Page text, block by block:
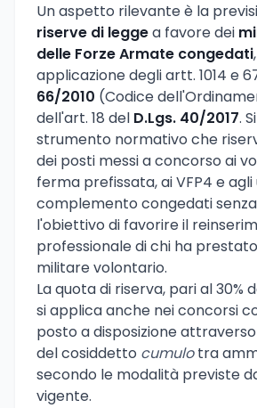
Un aspetto rilevante è la
riserve di leggea favore dei
delle Forze Armate congedati
applicazione degli artt. 1014 e
66/2010 (Codice
dell'art. 18 del D.Lgs. 40/2017.
strumento normativo che
dei posti messi a concorso ai
ferma prefissata, ai VFP4 e agli
complemento congedati
l'obiettivo di favorire il
professionale di chi ha
militare volontario.
La quota di riserva, pari al 30%
si applica anche nei concorsi
posto a disposizione
del cosiddetto cumulotra
secondo le modalità previste
vigente.